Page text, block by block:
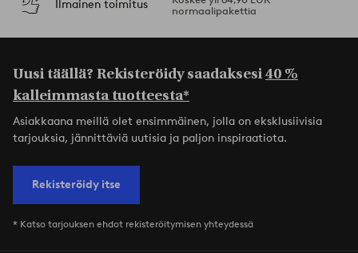
Ilmainen toimitus
normaalipakettia
Uusi täällä? Rekisteröidy saadaksesi40 %
kalleimmasta tuotteesta*
Asiakkaana meillä olet ensimmäinen, jolla on eksklusiivisia
tarjouksia, jännittäviä uutisia ja paljon inspiraatiota.
Rekisteröidy itse
* Katso tarjouksen ehdot rekisteröitymisen yhteydessä